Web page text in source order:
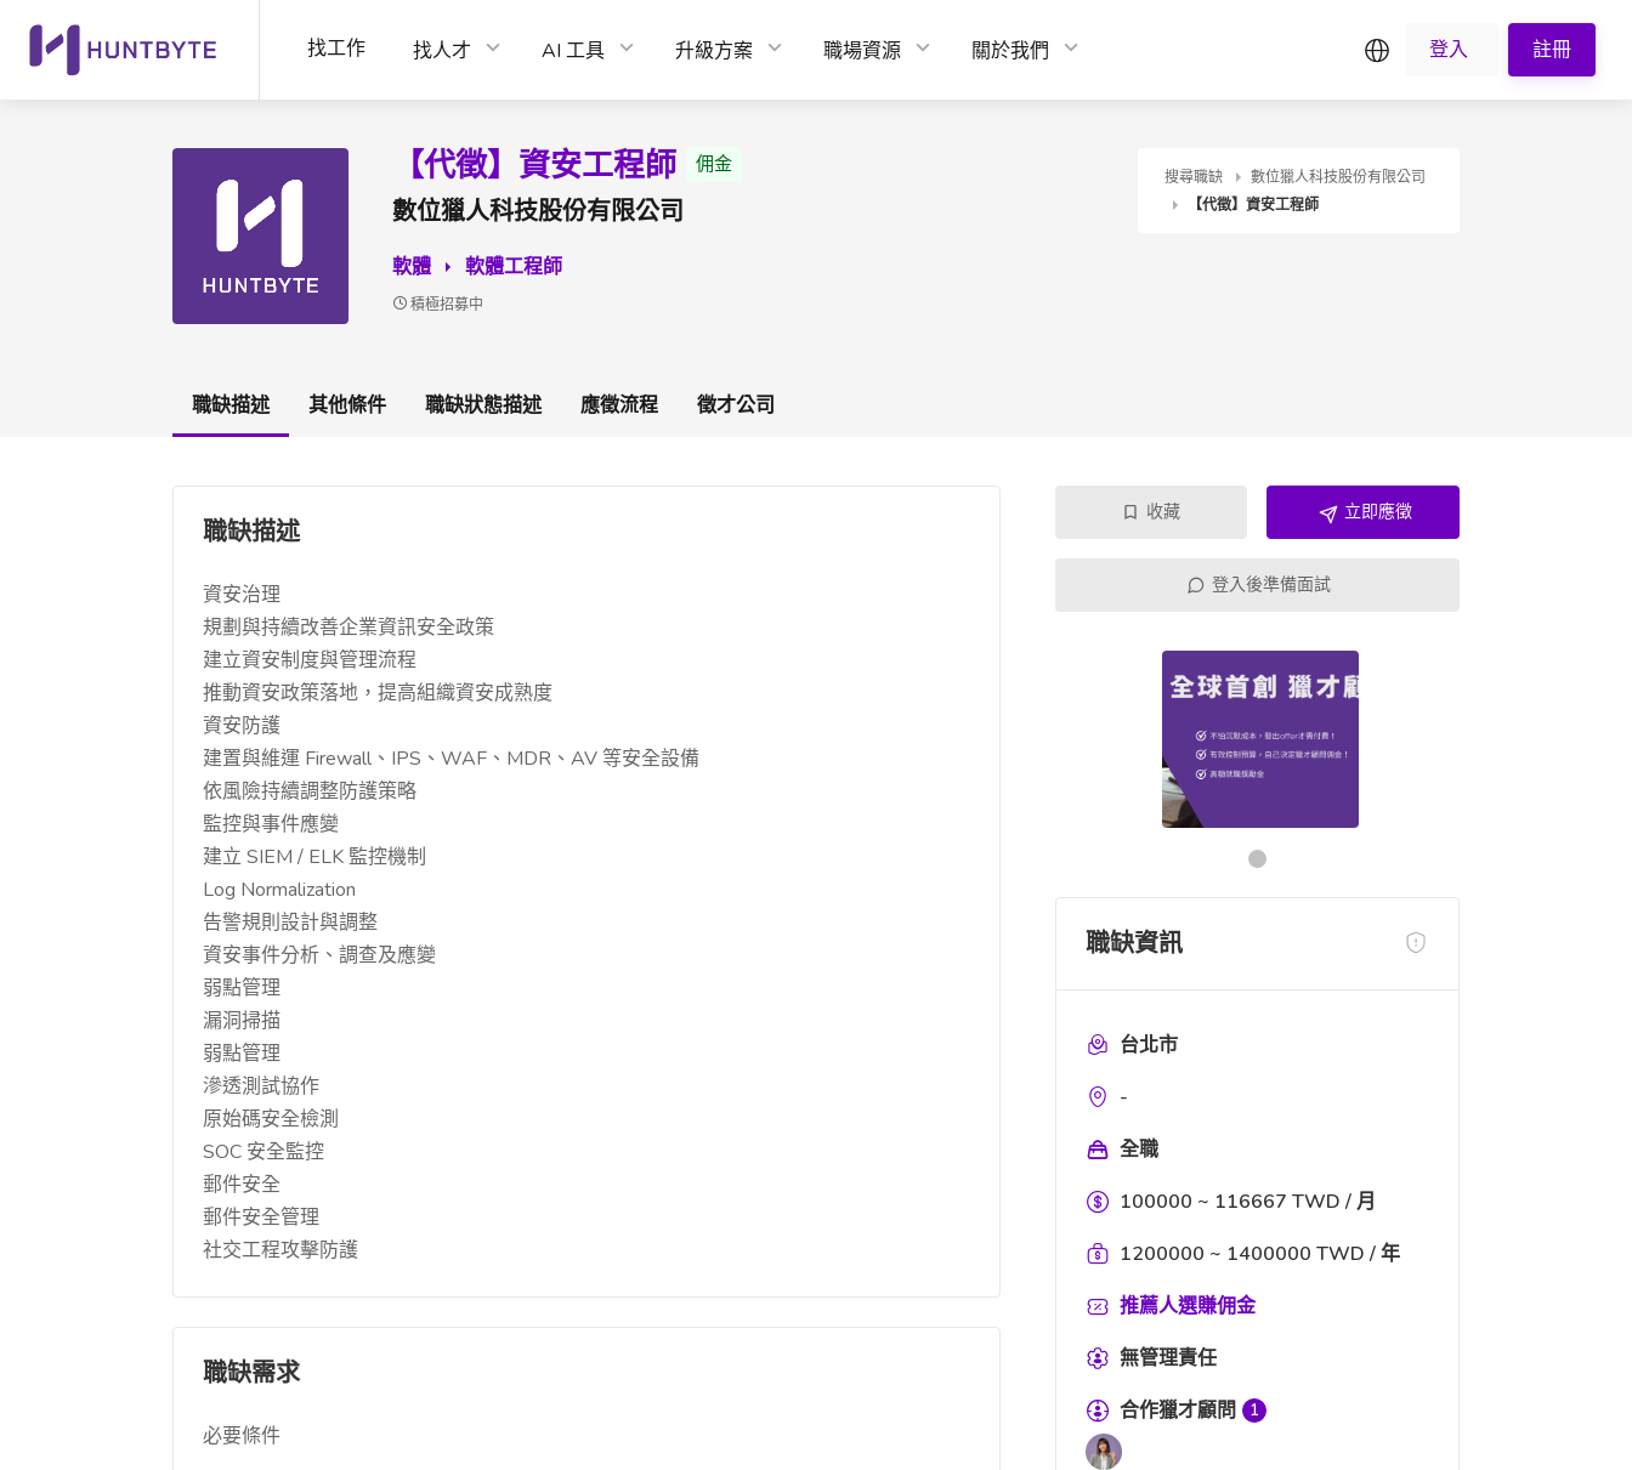
找工作 找人才 AI 工具 升級方案 職場資源 關於我們 繁中登入 註冊
【代徵】資安工程師 佣金
數位獵人科技股份有限公司
軟體 軟體工程師
積極招募中
搜尋職缺
數位獵人科技股份有限公司
【代徵】資安工程師
職缺描述 其他條件 職缺狀態描述 應徵流程 徵才公司
職缺描述
資安治理
規劃與持續改善企業資訊安全政策
建立資安制度與管理流程
推動資安政策落地，提高組織資安成熟度
資安防護
建置與維運 Firewall、IPS、WAF、MDR、AV 等安全設備
依風險持續調整防護策略
監控與事件應變
建立 SIEM / ELK 監控機制
Log Normalization
告警規則設計與調整
資安事件分析、調查及應變
弱點管理
漏洞掃描
弱點管理
滲透測試協作
原始碼安全檢測
SOC 安全監控
郵件安全
郵件安全管理
社交工程攻擊防護
職缺需求
必要條件
收藏 立即應徵
登入後準備面試
職缺資訊
台北市
-
全職
100000 ~ 116667 TWD / 月
1200000 ~ 1400000 TWD / 年
推薦人選賺佣金
無管理責任
合作獵才顧問
1